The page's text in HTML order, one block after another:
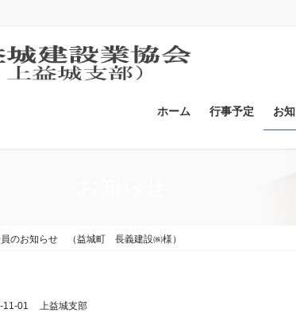
ホーム 行事予定 お
員のお知らせ （益城町 長義建設㈱様）
11-01 上益城支部